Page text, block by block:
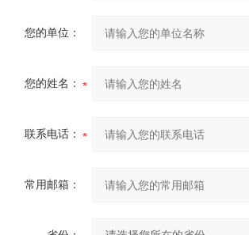
您的单位：
您的姓名：
联系电话：
常用邮箱：